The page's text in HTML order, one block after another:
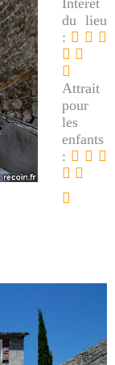
Intérêt
du lieu
:
Attrait
pour
les
enfants
: